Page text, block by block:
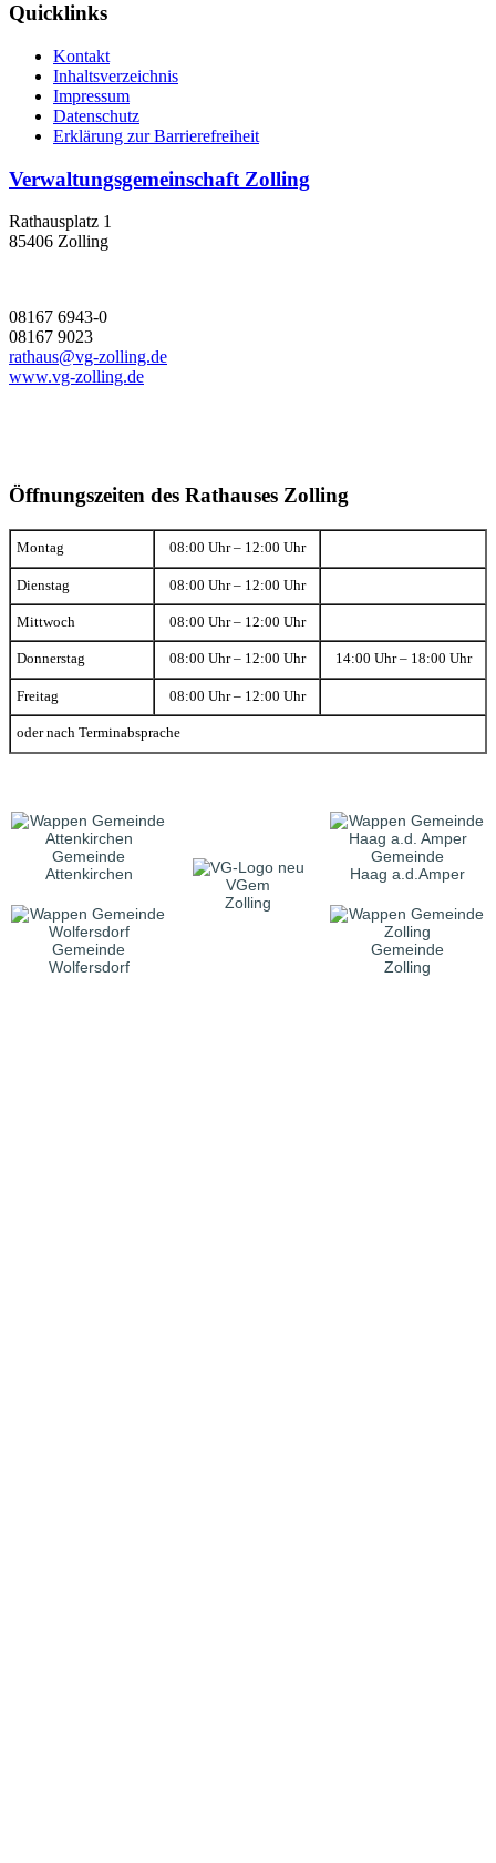
Quicklinks
Kontakt
Inhaltsverzeichnis
Impressum
Datenschutz
Erklärung zur Barrierefreiheit
Verwaltungsgemeinschaft Zolling
Rathausplatz 1
85406 Zolling
08167 6943-0
08167 9023
rathaus@vg-zolling.de
www.vg-zolling.de
Öffnungszeiten des Rathauses Zolling
Montag 08:00 Uhr – 12:00 Uhr
Dienstag 08:00 Uhr – 12:00 Uhr
Mittwoch 08:00 Uhr – 12:00 Uhr
Donnerstag 08:00 Uhr – 12:00 Uhr 14:00 Uhr – 18:00 Uhr
Freitag 08:00 Uhr – 12:00 Uhr
oder nach Terminabsprache
Gemeinde
Attenkirchen
VGem
Zolling
Gemeinde
Haag a.d.Amper
Gemeinde
Wolfersdorf
Gemeinde
Zolling